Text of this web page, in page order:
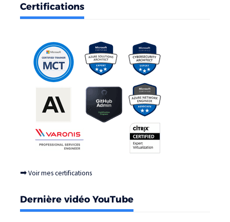
Certifications
➡Voir mes certifications
Dernière vidéo YouTube